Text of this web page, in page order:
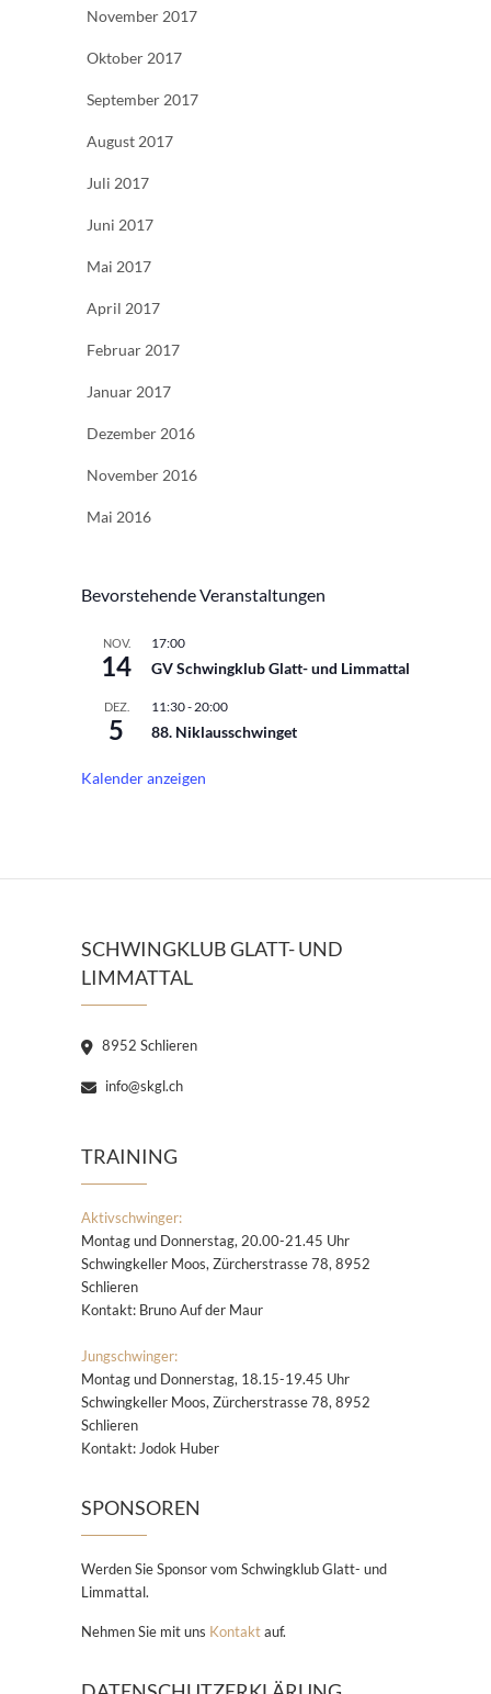
November 2017
Oktober 2017
September 2017
August 2017
Juli 2017
Juni 2017
Mai 2017
April 2017
Februar 2017
Januar 2017
Dezember 2016
November 2016
Mai 2016
Bevorstehende Veranstaltungen
NOV.
14
17:00
GV Schwingklub Glatt- und Limmattal
DEZ.
5
11:30- 20:00
88. Niklausschwinget
Kalender anzeigen
SCHWINGKLUB GLATT- UND
LIMMATTAL
8952 Schlieren
info@skgl.ch
TRAINING
Aktivschwinger:
Montag und Donnerstag, 20.00-21.45 Uhr
Schwingkeller Moos, Zürcherstrasse 78, 8952
Schlieren
Kontakt: Bruno Auf der Maur
Jungschwinger:
Montag und Donnerstag, 18.15-19.45 Uhr
Schwingkeller Moos, Zürcherstrasse 78, 8952
Schlieren
Kontakt: Jodok Huber
SPONSOREN
Werden Sie Sponsor vom Schwingklub Glatt- und
Limmattal.
Nehmen Sie mit uns Kontaktauf.